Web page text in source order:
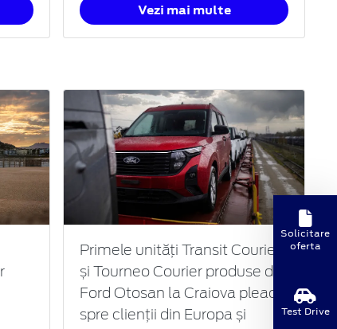
Vezi mai multe
Primele unități Transit Courier
și Tourneo Courier produse de
Ford Otosan la Craiova pleacă
spre clienții din Europa și
Solicitare
oferta
Test Drive